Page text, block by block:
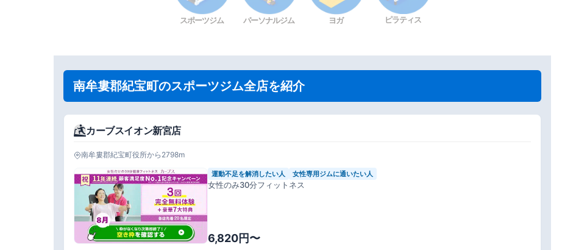
スポーツジム パーソナルジム ヨガ ピラティス
南牟婁郡紀宝町のスポーツジム全店を紹介
カーブスイオン新宮店
南牟婁郡紀宝町役所から2798m
運動不足を解消したい人 女性専用ジムに通いたい人
女性のみ30分フィットネス
6,820円〜